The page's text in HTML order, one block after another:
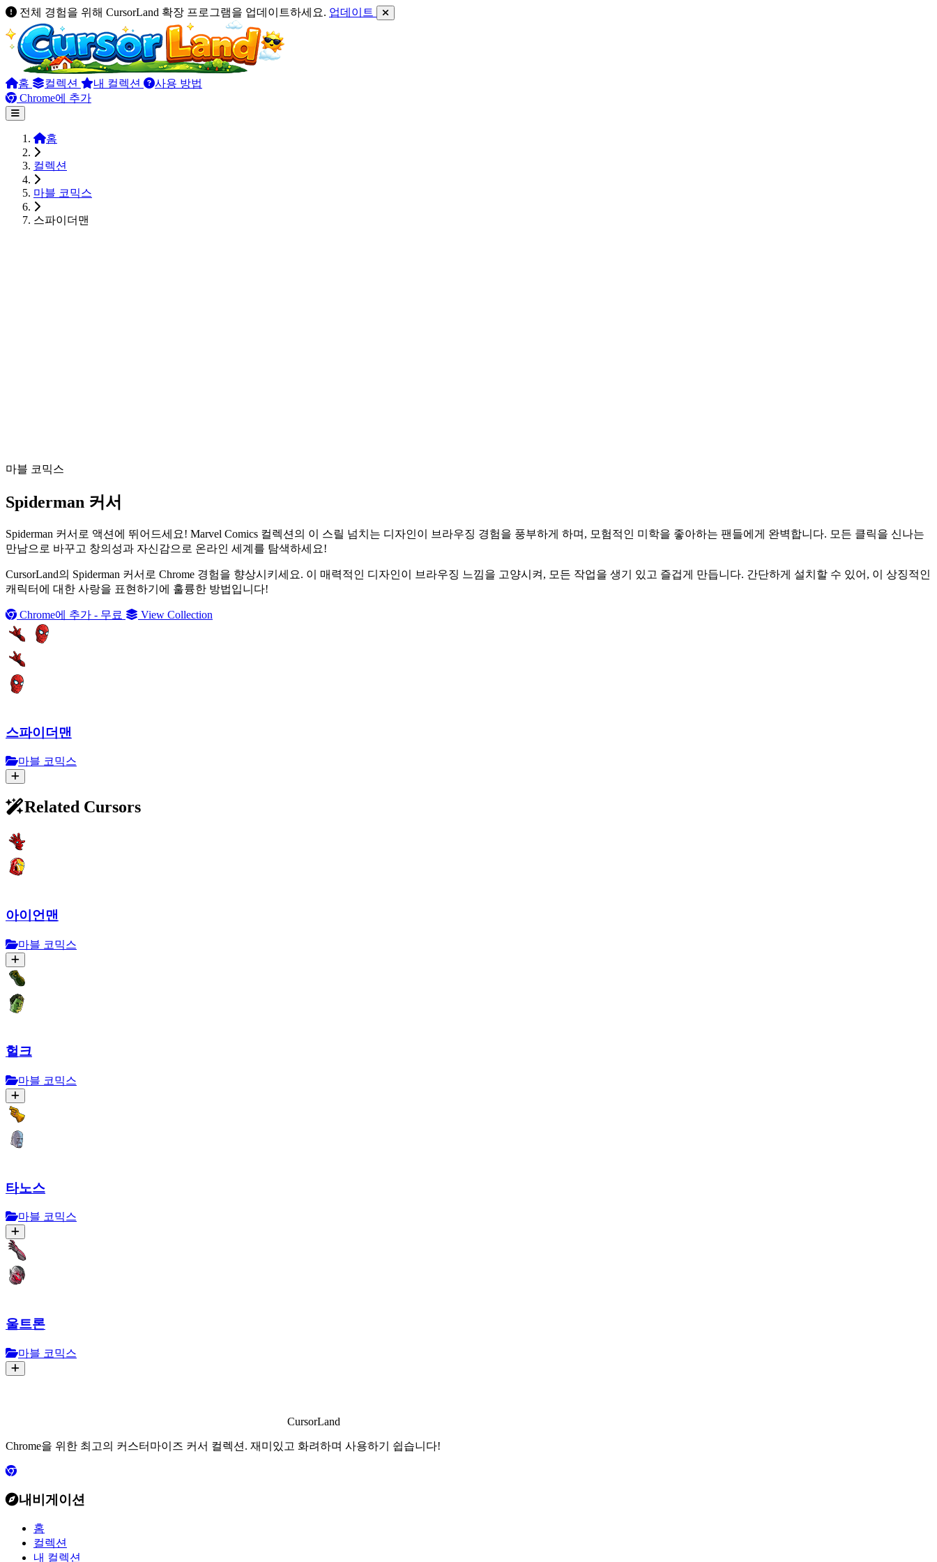
전체 경험을 위해 CursorLand 확장 프로그램을 업데이트하세요. 업데이트
홈 컬렉션 내 컬렉션
사용 방법
Chrome에 추가
홈
컬렉션
마블 코믹스
스파이더맨
마블 코믹스
Spiderman 커서
Spiderman 커서로 액션에 뛰어드세요! Marvel Comics 컬렉션의 이 스릴 넘치는 디자인이 브라우징 경험을 풍부하게 하며, 모험적인 미학을 좋아하는 팬들에게 완벽합니다. 모든 클릭을 신나는
만남으로 바꾸고 창의성과 자신감으로 온라인 세계를 탐색하세요!
CursorLand의 Spiderman 커서로 Chrome 경험을 향상시키세요. 이 매력적인 디자인이 브라우징 느낌을 고양시켜, 모든 작업을 생기 있고 즐겁게 만듭니다. 간단하게 설치할 수 있어, 이 상징적인
캐릭터에 대한 사랑을 표현하기에 훌륭한 방법입니다!
Chrome에 추가 - 무료 View Collection
스파이더맨
마블 코믹스
Related Cursors
아이언맨
마블 코믹스
헐크
마블 코믹스
타노스
마블 코믹스
울트론
마블 코믹스
CursorLand
Chrome을 위한 최고의 커스터마이즈 커서 컬렉션. 재미있고 화려하며 사용하기 쉽습니다!
내비게이션
홈
컬렉션
내 컬렉션